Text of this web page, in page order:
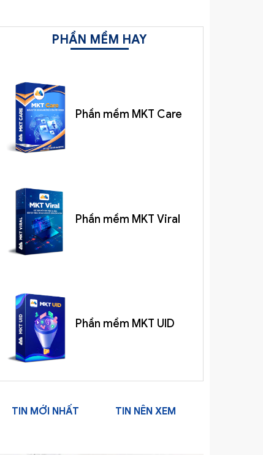
PHẦN MỀM HAY
Phần mềm MKT Care
Phần mềm MKT Viral
Phần mềm MKT UID
TIN MỚI NHẤT TIN NÊN XEM